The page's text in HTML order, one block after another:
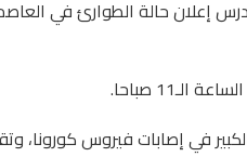
صباحا.
في إصابات فيروس كورونا،